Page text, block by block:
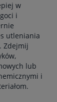
w
i
utleniania
Zdejmij
lub
i